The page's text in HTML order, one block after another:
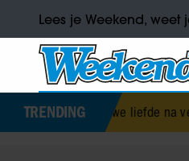
Lees je Weekend, weet
TRENDING
nieuwe liefde na verbroken